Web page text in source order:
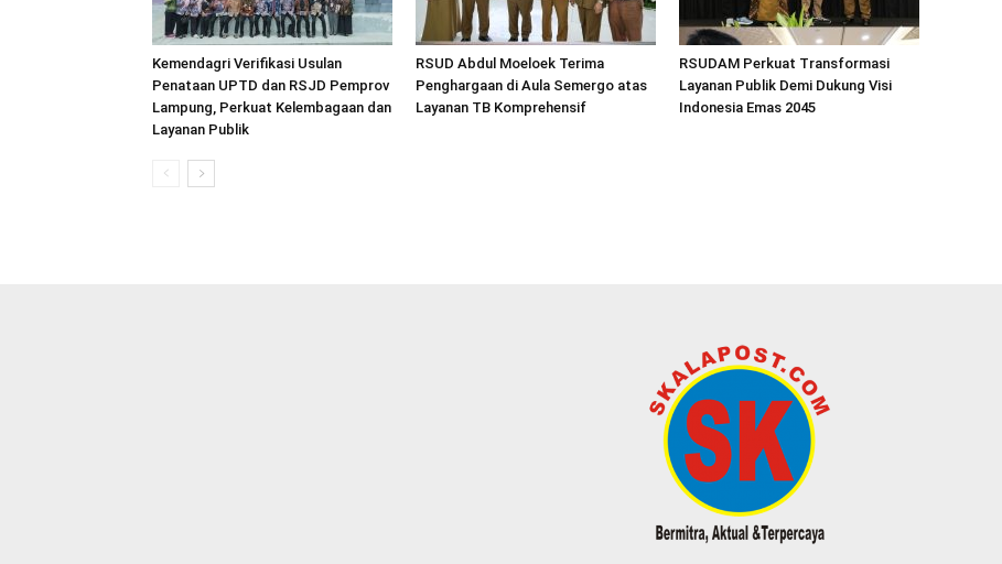
Kemendagri Verifikasi Usulan
Penataan UPTD dan RSJD Pemprov
Lampung, Perkuat Kelembagaan dan
Layanan Publik
RSUD Abdul Moeloek Terima
Penghargaan di Aula Semergo atas
Layanan TB Komprehensif
RSUDAM Perkuat Transformasi
Layanan Publik Demi Dukung Visi
Indonesia Emas 2045